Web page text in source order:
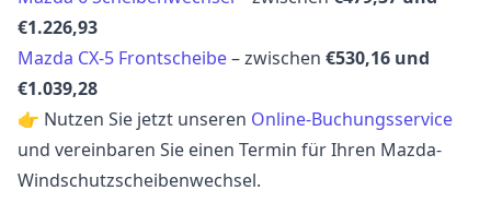
€1.226,93
Mazda CX-5 Frontscheibe– zwischen €530,16 und
€1.039,28
👉 Nutzen Sie jetzt unseren Online-Buchungsservice
und vereinbaren Sie einen Termin für Ihren Mazda-
Windschutzscheibenwechsel.